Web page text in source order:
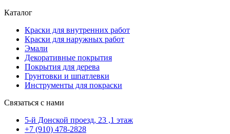
Каталог
Краски для внутренних работ
Краски для наружных работ
Эмали
Декоративные покрытия
Покрытия для дерева
Грунтовки и шпатлевки
Инструменты для покраски
Связаться с нами
5-й Донской проезд, 23 ,1 этаж
+7 (910) 478-2828